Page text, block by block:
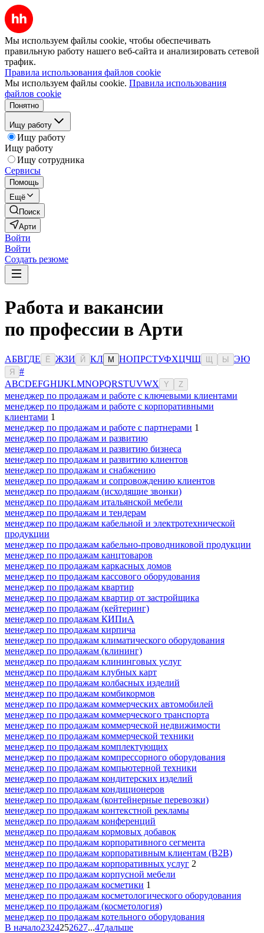
Мы используем файлы cookie, чтобы обеспечивать
правильную работу нашего веб-сайта и анализировать сетевой
трафик.
Правила использования файлов cookie
Мы используем файлы cookie. Правила использования
файлов cookie
Понятно
Ищу работу
Ищу работу
Ищу работу
Ищу сотрудника
Сервисы
Помощь
Ещё
Поиск
Арти
Войти
Войти
Создать резюме
Работа и вакансии
по профессии в Арти
АБВГДЕ Ё ЖЗИ Й КЛ М НОПРСТУФХЦЧШ Ы ЭЮ
Я
#
ABCDEFGHIJKLMNOPQRSTUVWX Y Z
менеджер по продажам и работе с ключевыми клиентами
менеджер по продажам и работе с корпоративными
клиентами 1
менеджер по продажам и работе с партнерами 1
менеджер по продажам и развитию
менеджер по продажам и развитию бизнеса
менеджер по продажам и развитию клиентов
менеджер по продажам и снабжению
менеджер по продажам и сопровождению клиентов
менеджер по продажам (исходящие звонки)
менеджер по продажам итальянской мебели
менеджер по продажам и тендерам
менеджер по продажам кабельной и электротехнической
продукции
менеджер по продажам кабельно-проводниковой продукции
менеджер по продажам канцтоваров
менеджер по продажам каркасных домов
менеджер по продажам кассового оборудования
менеджер по продажам квартир
менеджер по продажам квартир от застройщика
менеджер по продажам (кейтеринг)
менеджер по продажам КИПиА
менеджер по продажам кирпича
менеджер по продажам климатического оборудования
менеджер по продажам (клининг)
менеджер по продажам клининговых услуг
менеджер по продажам клубных карт
менеджер по продажам колбасных изделий
менеджер по продажам комбикормов
менеджер по продажам коммерческих автомобилей
менеджер по продажам коммерческого транспорта
менеджер по продажам коммерческой недвижимости
менеджер по продажам коммерческой техники
менеджер по продажам комплектующих
менеджер по продажам компрессорного оборудования
менеджер по продажам компьютерной техники
менеджер по продажам кондитерских изделий
менеджер по продажам кондиционеров
менеджер по продажам (контейнерные перевозки)
менеджер по продажам контекстной рекламы
менеджер по продажам конференций
менеджер по продажам кормовых добавок
менеджер по продажам корпоративного сегмента
менеджер по продажам корпоративным клиентам (B2B)
менеджер по продажам корпоративных услуг 2
менеджер по продажам корпусной мебели
менеджер по продажам косметики 1
менеджер по продажам косметологического оборудования
менеджер по продажам (косметология)
менеджер по продажам котельного оборудования
В начало2324252627...47дальше